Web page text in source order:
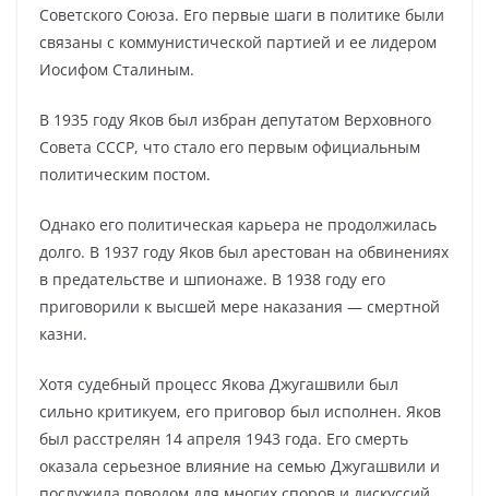
Советского Союза. Его первые шаги в политике были
связаны с коммунистической партией и ее лидером
Иосифом Сталиным.
В 1935 году Яков был избран депутатом Верховного
Совета СССР, что стало его первым официальным
политическим постом.
Однако его политическая карьера не продолжилась
долго. В 1937 году Яков был арестован на обвинениях
в предательстве и шпионаже. В 1938 году его
приговорили к высшей мере наказания — смертной
казни.
Хотя судебный процесс Якова Джугашвили был
сильно критикуем, его приговор был исполнен. Яков
был расстрелян 14 апреля 1943 года. Его смерть
оказала серьезное влияние на семью Джугашвили и